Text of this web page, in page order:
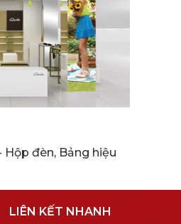
Hộp đèn, Bảng hiệu
LIÊN KẾT NHANH